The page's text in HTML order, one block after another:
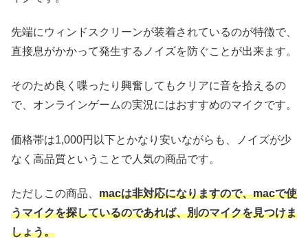
先端にウィンドスクリーンが装着されているのが特徴で、
直接息がかかって発生するノイズを防ぐことが出来ます。
そのため良く喋ったり興奮してもクリアに音を拾えるの
で、オンラインゲームの実況にはおすすめのマイクです。
価格帯は1,000円以下とかなり安いながらも、ノイズが少
なく高品質ということで人気の商品です。
ただしこの商品、 macは非対応になりますので、macで使
うマイクを探しているのであれば、別のマイクを見つけま
しょう。